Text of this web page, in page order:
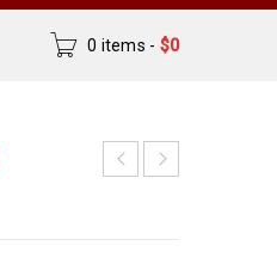
0 items - $0